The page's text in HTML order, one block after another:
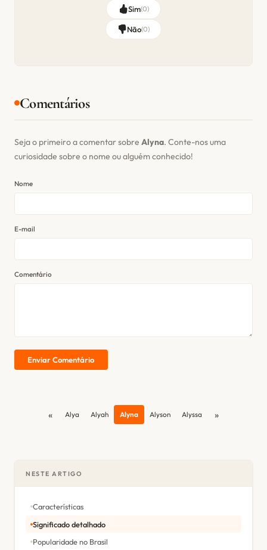
Sim(0)
Não(0)
Comentários
Seja o primeiro a comentar sobre Alyna. Conte-nos uma
curiosidade sobre o nome ou alguém conhecido!
Nome
E-mail
Comentário
Enviar Comentário
« Alya Alyah Alyna Alyson Alyssa »
NESTE ARTIGO
Características
Significado detalhado
Popularidade no Brasil